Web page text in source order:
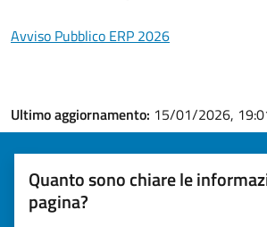
Avviso Pubblico ERP 2026
Ultimo aggiornamento: 15/01/2026,
Quanto sono chiare le
pagina?